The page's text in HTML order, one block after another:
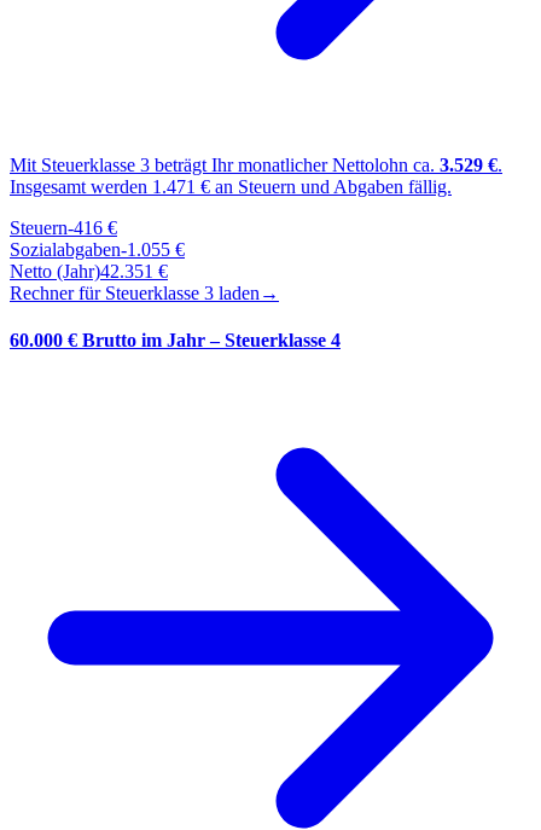
Mit Steuerklasse 3 beträgt Ihr monatlicher Nettolohn ca. 3.529 €.
Insgesamt werden 1.471 € an Steuern und Abgaben fällig.
Steuern-416 €
Sozialabgaben-1.055 €
Netto (Jahr)42.351 €
Rechner für Steuerklasse 3 laden →
60.000 € Brutto im Jahr – Steuerklasse 4